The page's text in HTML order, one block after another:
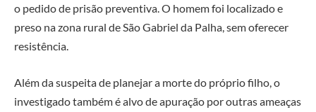
o pedido de prisão preventiva. O homem foi localizado e
preso na zona rural de São Gabriel da Palha, sem oferecer
resistência.
Além da suspeita de planejar a morte do próprio filho, o
investigado também é alvo de apuração por outras ameaças